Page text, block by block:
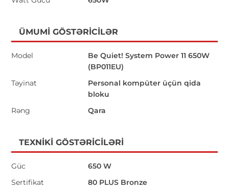
ÜMUMI GÖSTƏRICILƏR
Model
Be Quiet! System Power 11 650W
(BP011EU)
Təyinat
Personal kompüter üçün qida
bloku
Rəng
Qara
TEXNIKI GÖSTƏRICILƏRI
Güc
650 W
Sertifikat
80 PLUS Bronze